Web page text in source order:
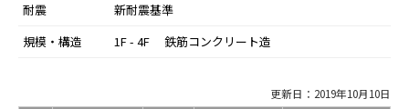
耐震
新耐震基準
規模・構造
1F - 4F 鉄筋コンクリート造
更新日：2019年10月10日